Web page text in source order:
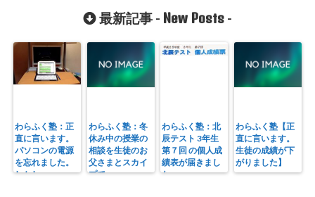
最新記事 - New Posts -
わらふく塾：正
直に言います。
パソコンの電源
を忘れました。
しかし・・・
わらふく塾：冬
休み中の授業の
相談を生徒のお
父さまとスカイ
プで
わらふく塾：北
辰テスト 3年生
第７回 の個人成
績表が届きまし
た
わらふく塾【正
直に言います。
生徒の成績が下
がりました】